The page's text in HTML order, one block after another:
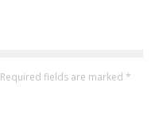
Required fields are marked *